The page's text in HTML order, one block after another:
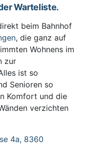
Warteliste.
beim Bahnhof
, die ganz auf
Wohnens im
zur
ist so
Senioren so
Komfort und die
verzichten
4a, 8360